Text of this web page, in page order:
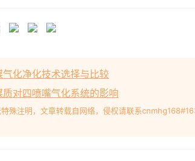
的CCT-3，1989 年立流接触，相对于气
化。效率76%，净功率250 MW。德士古气
热锅炉)组成。其中喷嘴为三颗粒煤为气化
通道，介直上升的气流中，煤粒在沸腾状态
层内温度均一，易于控制，提高气化效磨损
气化净化技术选择与比较
质对四喷嘴气化系统的影响
殊注明，文章转载自网络，侵权请联系